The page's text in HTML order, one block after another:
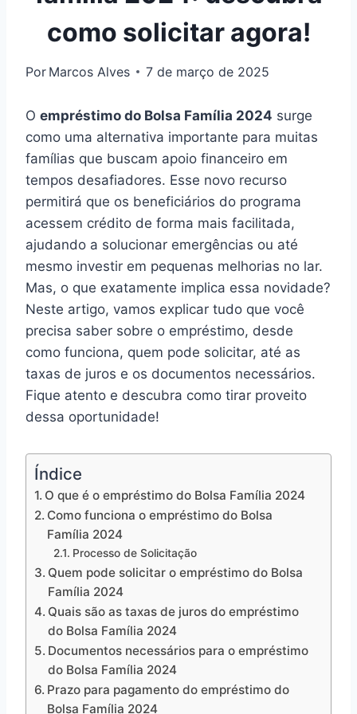
como solicitar agora!
Por Marcos Alves 7 de março de 2025
O empréstimo do Bolsa Família 2024 surge
como uma alternativa importante para muitas
famílias que buscam apoio financeiro em
tempos desafiadores. Esse novo recurso
permitirá que os beneficiários do programa
acessem crédito de forma mais facilitada,
ajudando a solucionar emergências ou até
mesmo investir em pequenas melhorias no lar.
Mas, o que exatamente implica essa novidade?
Neste artigo, vamos explicar tudo que você
precisa saber sobre o empréstimo, desde
como funciona, quem pode solicitar, até as
taxas de juros e os documentos necessários.
Fique atento e descubra como tirar proveito
dessa oportunidade!
Índice
O que é o empréstimo do Bolsa Família 2024
Como funciona o empréstimo do Bolsa
Família 2024
Processo de Solicitação
Quem pode solicitar o empréstimo do Bolsa
Família 2024
Quais são as taxas de juros do empréstimo
do Bolsa Família 2024
Documentos necessários para o empréstimo
do Bolsa Família 2024
Prazo para pagamento do empréstimo do
Bolsa Família 2024